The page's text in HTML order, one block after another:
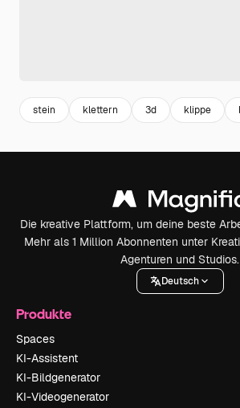
stein klettern 3d klippe
Die kreative Plattform, um deine beste
Mehr als 1 Million Abonnenten unter
Agenturen und Studios.
Deutsch
Produkte
Spaces
KI-Assistent
KI-Bildgenerator
KI-Videogenerator